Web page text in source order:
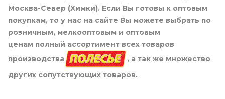
Москва-Север (Химки). Если Вы готовы к оптовым
покупкам, то у нас на сайте Вы можете выбрать по
розничным, мелкооптовым и оптовым
ценам полный ассортимент всех товаров
производства
, а так же множество
других сопутствующих товаров.